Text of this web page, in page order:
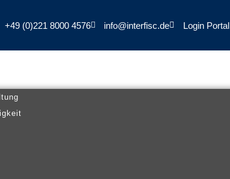
+49 (0)221 8000 4576 info@interfisc.de Login Portal